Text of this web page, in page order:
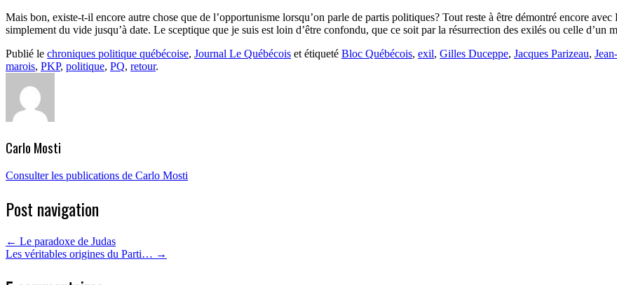
Mais bon, existe-t-il encore autre chose que de l’opportunisme lorsqu’on parle de partis politiques? Tout reste à être démontré encore
simplement du vide jusqu’à date. Le sceptique que je suis est loin d’être confondu, que ce soit par la résurrection des exilés ou celle d’un
Publié le chroniques politique québécoise, Journal Le Québécois et étiqueté Bloc Québécois, exil, Gilles Duceppe, Jacques Parizeau,
marois, PKP, politique, PQ, retour.
Carlo Mosti
Consulter les publications de Carlo Mosti
Post navigation
← Le paradoxe de Judas
Les véritables origines du Parti… →